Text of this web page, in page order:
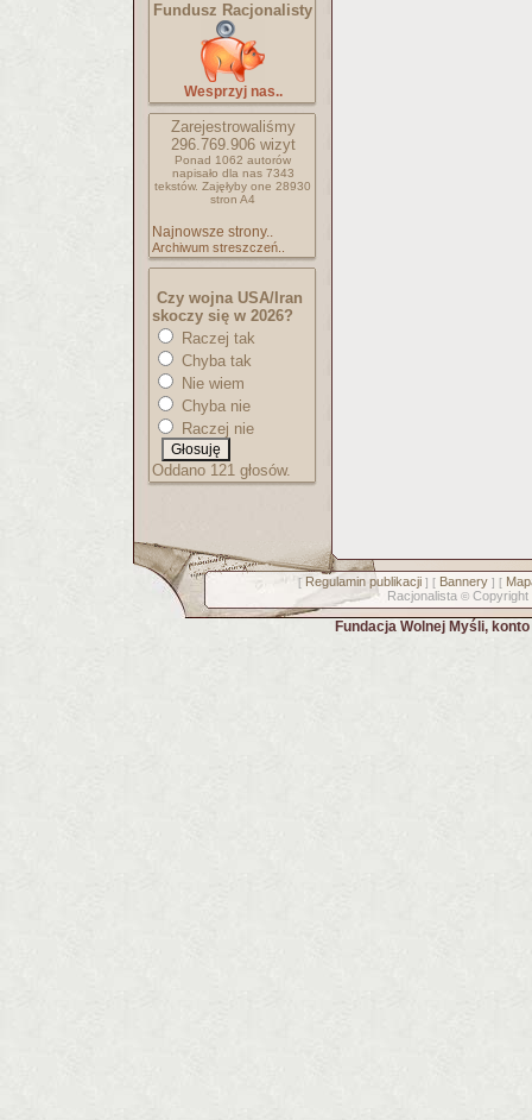
Fundusz Racjonalisty
Wesprzyj nas..
Zarejestrowaliśmy
296.769.906wizyt
Ponad 1062 autorów
napisało dla nas 7343
tekstów. Zajęłyby one 28930
stron A4
Najnowsze strony..
Archiwum streszczeń..
Czy wojna USA/Iran
skoczy się w 2026?
Raczej tak
Chyba tak
Nie wiem
Chyba nie
Raczej nie
Oddano 121 głosów.
[ Regulamin publikacji] [ Bannery] [
Racjonalista © Copyright
Fundacja Wolnej Myśli,